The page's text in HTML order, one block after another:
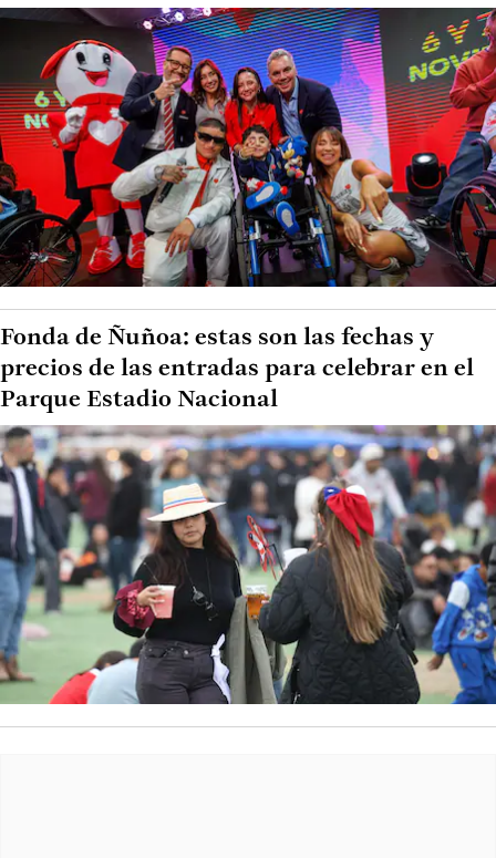
Fonda de Ñuñoa: estas son las fechas y
precios de las entradas para celebrar en el
Parque Estadio Nacional